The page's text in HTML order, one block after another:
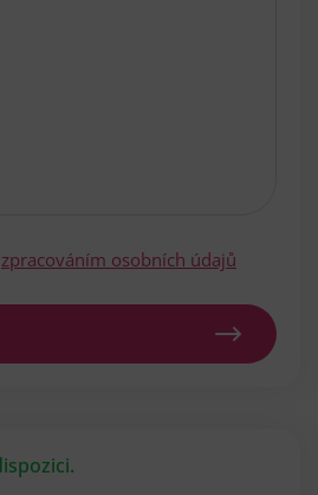
zpracováním osobních údajů